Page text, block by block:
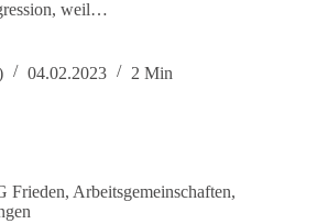
weil…
04.02.2023 2 Min
Frieden, Arbeitsgemeinschaften,